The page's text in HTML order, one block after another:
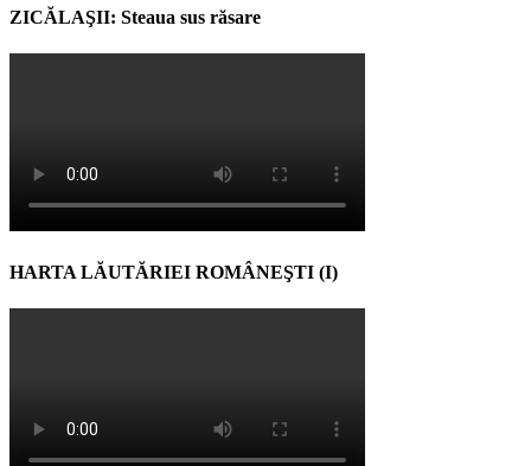
ZICĂLAŞII: Steaua sus răsare
HARTA LĂUTĂRIEI ROMÂNEŞTI (I)